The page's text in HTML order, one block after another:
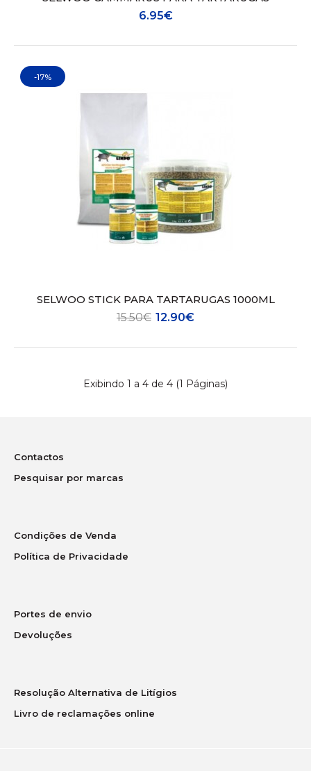
grânulos à base de vegetais naturais de qualidade,
flores de hibísco, frutas, urtigas e outros vegetais;-
6.95€
-17%
SELWOO STICK PARA TARTARUGAS 1000ML
15.50€ 12.90€
Exibindo 1 a 4 de 4 (1 Páginas)
Contactos
Pesquisar por marcas
Condições de Venda
Política de Privacidade
Portes de envio
Devoluções
Resolução Alternativa de Litígios
Livro de reclamações online